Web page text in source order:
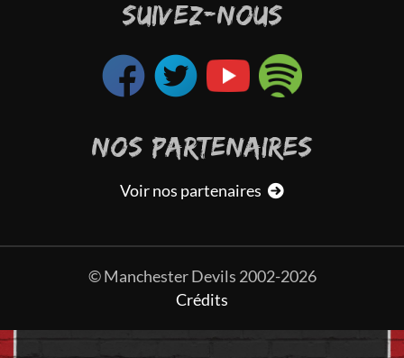
SUIVEZ-NOUS
NOS PARTENAIRES
Voir nos partenaires
© Manchester Devils 2002-2026
Crédits